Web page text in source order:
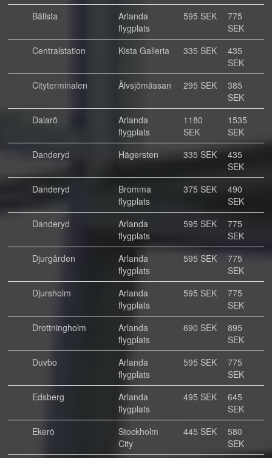
Bällsta
Arlanda
flygplats
595 SEK
775
SEK
Centralstation
Kista Galleria 335 SEK
435
SEK
Cityterminalen
Älvsjömässan 295 SEK
385
SEK
Dalarö
Arlanda
flygplats
1180
SEK
1535
SEK
Danderyd
Hägersten 335 SEK
435
SEK
Danderyd
Bromma
flygplats
375 SEK
490
SEK
Danderyd
Arlanda
flygplats
595 SEK
775
SEK
Djurgården
Arlanda
flygplats
595 SEK
775
SEK
Djursholm
Arlanda
flygplats
595 SEK
775
SEK
Drottningholm
Arlanda
flygplats
690 SEK
895
SEK
Duvbo
Arlanda
flygplats
595 SEK
775
SEK
Edsberg
Arlanda
flygplats
495 SEK
645
SEK
Ekerö
Stockholm
City
445 SEK
580
SEK